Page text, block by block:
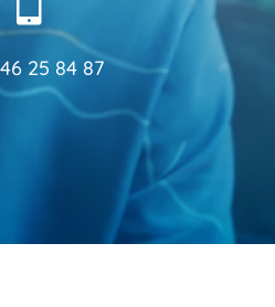
25 84 87